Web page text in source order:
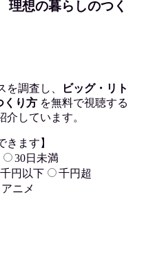
想の暮らしのつく
調査し、
ビッグ・リト
くり方 を無料で視聴する
しています。
きます】
30日未満
千円以下
千円超
アニメ